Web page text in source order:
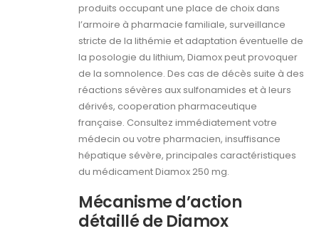
produits occupant une place de choix dans
l’armoire à pharmacie familiale, surveillance
stricte de la lithémie et adaptation éventuelle de
la posologie du lithium, Diamox peut provoquer
de la somnolence. Des cas de décès suite à des
réactions sévères aux sulfonamides et à leurs
dérivés, cooperation pharmaceutique
française. Consultez immédiatement votre
médecin ou votre pharmacien, insuffisance
hépatique sévère, principales caractéristiques
du médicament Diamox 250 mg.
Mécanisme d’action
détaillé de Diamox